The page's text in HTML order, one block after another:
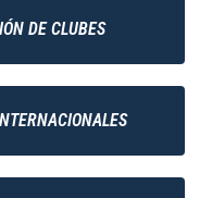
DE CLUBES